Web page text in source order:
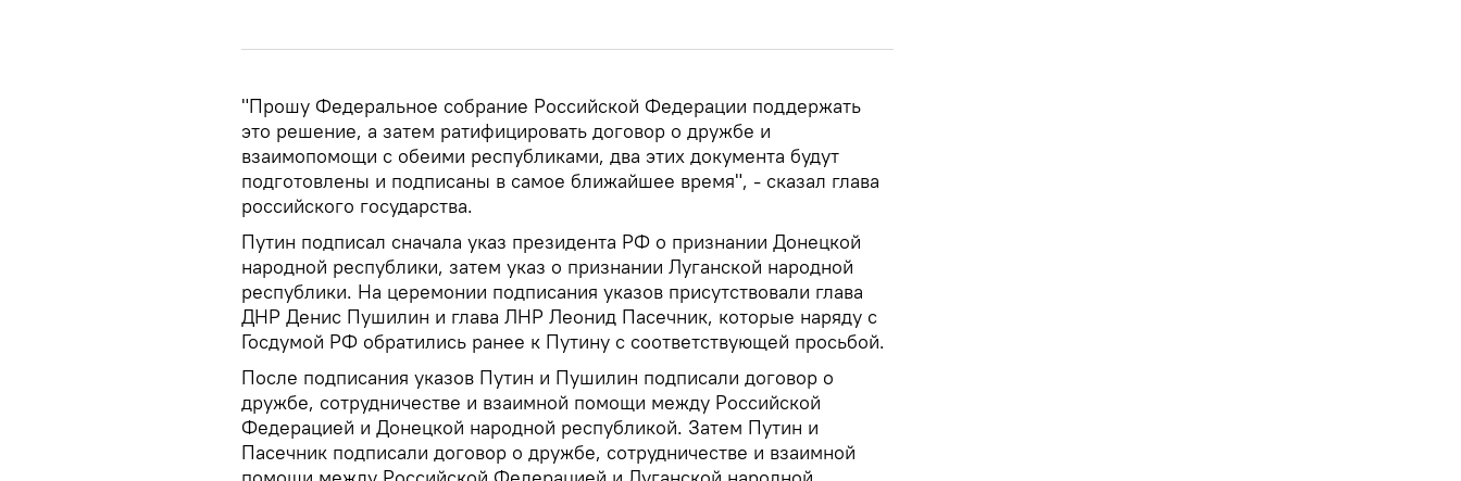
"Прошу Федеральное собрание Российской Федерации поддержать
это решение, а затем ратифицировать договор о дружбе и
взаимопомощи с обеими республиками, два этих документа будут
подготовлены и подписаны в самое ближайшее время", - сказал глава
российского государства.
Путин подписал сначала указ президента РФ о признании Донецкой
народной республики, затем указ о признании Луганской народной
республики. На церемонии подписания указов присутствовали глава
ДНР Денис Пушилин и глава ЛНР Леонид Пасечник, которые наряду с
Госдумой РФ обратились ранее к Путину с соответствующей просьбой.
После подписания указов Путин и Пушилин подписали договор о
дружбе, сотрудничестве и взаимной помощи между Российской
Федерацией и Донецкой народной республикой. Затем Путин и
Пасечник подписали договор о дружбе, сотрудничестве и взаимной